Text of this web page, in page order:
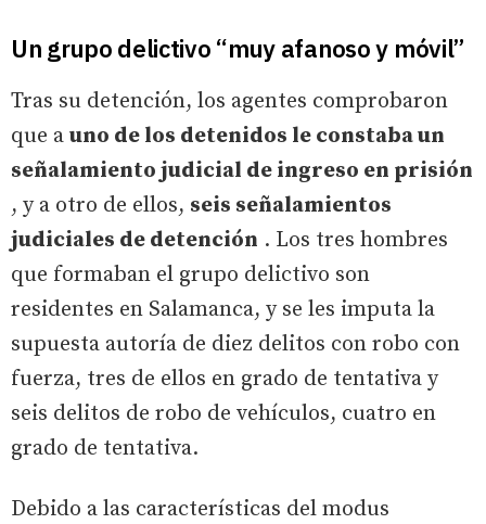
Un grupo delictivo “muy afanoso y móvil”
Tras su detención, los agentes comprobaron
que a uno de los detenidos le constaba un
señalamiento judicial de ingreso en prisión
, y a otro de ellos, seis señalamientos
judiciales de detención . Los tres hombres
que formaban el grupo delictivo son
residentes en Salamanca, y se les imputa la
supuesta autoría de diez delitos con robo con
fuerza, tres de ellos en grado de tentativa y
seis delitos de robo de vehículos, cuatro en
grado de tentativa.
Debido a las características del modus